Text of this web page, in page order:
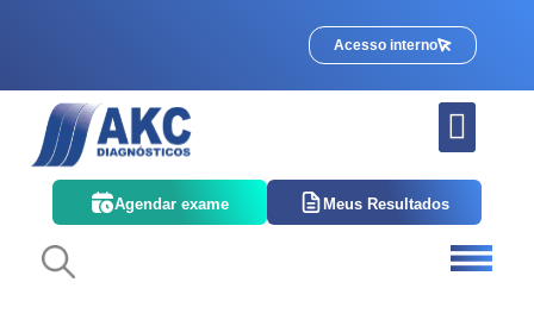
Acesso interno
Agendar exame Meus Resultados